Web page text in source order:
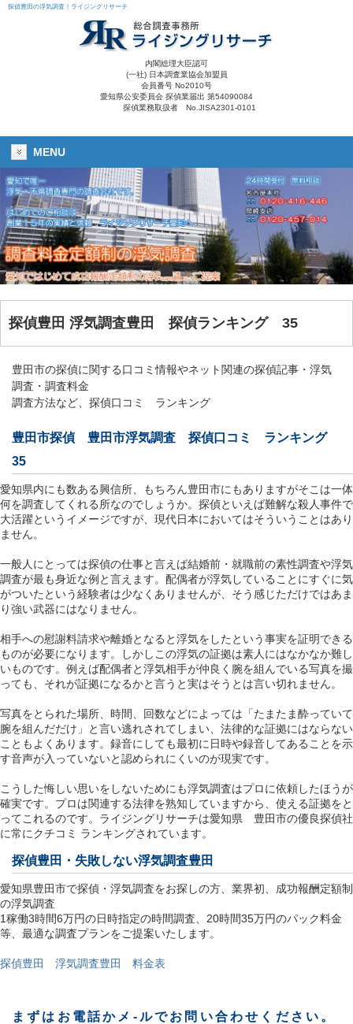
探偵豊田の浮気調査｜ライジングリサーチ
内閣総理大臣認可
(一社) 日本調査業協会加盟員
会員番号 No2010号
愛知県公安委員会 探偵業届出 第54090084
探偵業務取扱者 No.JISA2301-0101
MENU
探偵豊田 浮気調査豊田 探偵ランキング 35
豊田市の探偵に関する口コミ情報やネット関連の探偵記事・浮気
調査・調査料金
調査方法など、探偵口コミ ランキング
豊田市探偵 豊田市浮気調査 探偵口コミ ランキング
35
愛知県内にも数ある興信所、もちろん豊田市にもありますがそこは一体
何を調査してくれる所なのでしょうか。探偵といえば難解な殺人事件で
大活躍というイメージですが、現代日本においてはそういうことはあり
ません。
一般人にとっては探偵の仕事と言えば結婚前・就職前の素性調査や浮気
調査が最も身近な例と言えます。配偶者が浮気していることにすぐに気
がついたという経験者は少なくありませんが、そう感じただけではあま
り強い武器にはなりません。
相手への慰謝料請求や離婚となると浮気をしたという事実を証明できる
ものが必要になります。しかしこの浮気の証拠は素人にはなかなか難し
いものです。例えば配偶者と浮気相手が仲良く腕を組んでいる写真を撮
っても、それが証拠になるかと言うと実はそうとは言い切れません。
写真をとられた場所、時間、回数などによっては「たまたま酔っていて
腕を組んだだけ」と言い逃れされてしまい、法律的な証拠にはならない
こともよくあります。録音にしても最初に日時や録音してあることを示
す音声が入っていないと認められにくいのが現実です。
こうした悔しい思いをしないためにも浮気調査はプロに依頼したほうが
確実です。プロは関連する法律を熟知していますから、使える証拠をと
ってこれるのです。ライジングリサーチは愛知県 豊田市の優良探偵社
に常にクチコミ ランキングされています。
探偵豊田 ・失敗しない浮気調査豊田
愛知県豊田市で探偵・浮気調査をお探しの方、業界初、成功報酬定額制
の浮気調査
1稼働3時間6万円の日時指定の時間調査、20時間35万円のパック料金
等、最適な調査プランをご提案いたします。
探偵豊田 浮気調査豊田 料金表
まずはお電話かメ-ルでお問い合わせください。